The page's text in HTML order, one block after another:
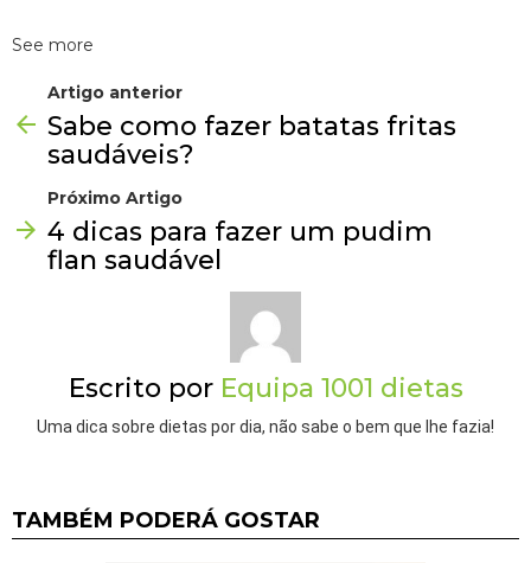
See more
Artigo anterior
Sabe como fazer batatas fritas
saudáveis?
Próximo Artigo
4 dicas para fazer um pudim
flan saudável
Escrito por Equipa 1001 dietas
Uma dica sobre dietas por dia, não sabe o bem que lhe fazia!
TAMBÉM PODERÁ GOSTAR